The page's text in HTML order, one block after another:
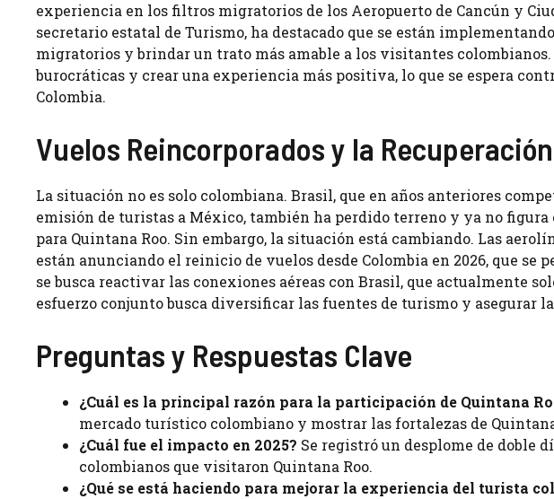
experiencia en los filtros migratorios de los Aeropuerto de Cancún y
secretario estatal de Turismo, ha destacado que se están
migratorios y brindar un trato más amable a los visitantes
burocráticas y crear una experiencia más positiva, lo que se espera
Colombia.
Vuelos Reincorporados y la
La situación no es solo colombiana. Brasil, que en años anteriores
emisión de turistas a México, también ha perdido terreno y ya no figura
para Quintana Roo. Sin embargo, la situación está cambiando. Las
están anunciando el reinicio de vuelos desde Colombia en 2026, que se
se busca reactivar las conexiones aéreas con Brasil, que actualmente
esfuerzo conjunto busca diversificar las fuentes de turismo y asegurar
Preguntas y Respuestas Clave
¿Cuál es la principal razón para la participación de Quintana
mercado turístico colombiano y mostrar las fortalezas de
¿Cuál fue el impacto en 2025? Se registró un desplome de doble
colombianos que visitaron Quintana Roo.
¿Qué se está haciendo para mejorar la experiencia del turista